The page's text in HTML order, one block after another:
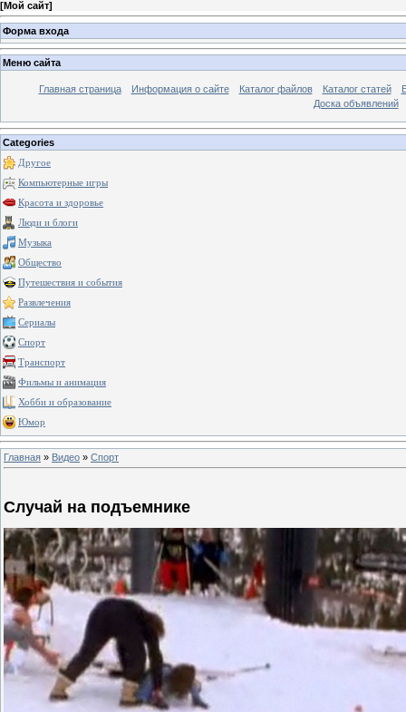
[Мой сайт]
Форма входа
Меню сайта
Главная страница Информация о сайте Каталог файлов Каталог статей
Доска объявлений
Categories
Другое
Компьютерные игры
Красота и здоровье
Люди и блоги
Музыка
Общество
Путешествия и события
Развлечения
Сериалы
Спорт
Транспорт
Фильмы и анимация
Хобби и образование
Юмор
Главная » Видео » Спорт
Случай на подъемнике